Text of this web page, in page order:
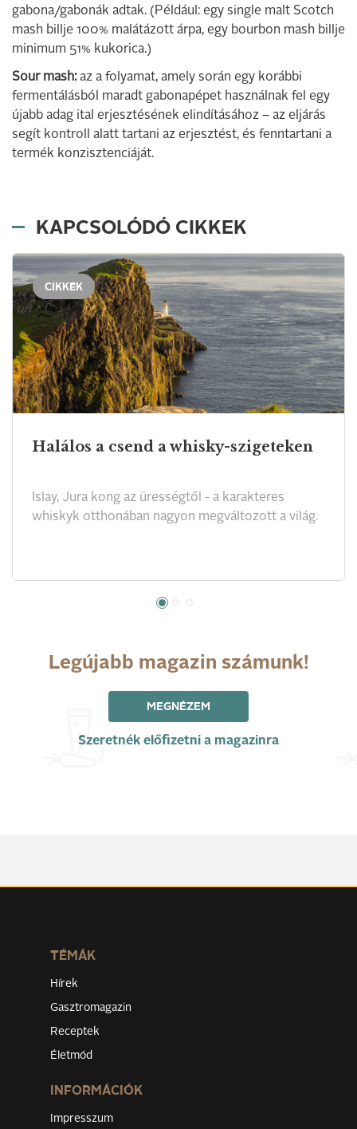
gabona/gabonák adtak. (Például: egy single malt Scotch
mash billje 100% malátázott árpa, egy bourbon mash billje
minimum 51% kukorica.)
Sour mash:az a folyamat, amely során egy korábbi
fermentálásból maradt gabonapépet használnak fel egy
újabb adag ital erjesztésének elindításához – az eljárás
segít kontroll alatt tartani az erjesztést, és fenntartani a
termék konzisztenciáját.
KAPCSOLÓDÓ CIKKEK
CIKKEK
Halálos a csend a whisky-szigeteken
Islay, Jura kong az ürességtől - a karakteres
whiskyk otthonában nagyon megváltozott a világ.
Legújabb magazin számunk!
MEGNÉZEM
Szeretnék előfizetni a magazinra
TÉMÁK
Hírek
Gasztromagazin
Receptek
Életmód
INFORMÁCIÓK
Impresszum